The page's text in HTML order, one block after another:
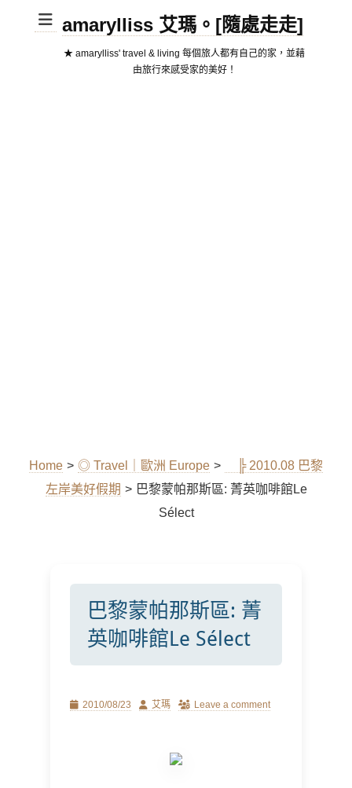
amarylliss 艾瑪。[隨處走走]
★ amarylliss' travel & living 每個旅人都有自己的家，並藉
由旅行來感受家的美好！
Home > ◎ Travel｜歐洲 Europe >
╠ 2010.08 巴黎
左岸美好假期 > 巴黎蒙帕那斯區: 菁英咖啡館Le
Sélect
巴黎蒙帕那斯區: 菁
英咖啡館Le Sélect
Posted2010/08/23 Author
艾瑪 Leave a comment